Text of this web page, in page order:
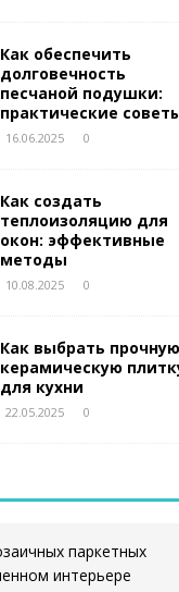
Как обеспечить
долговечность
песчаной подушки:
практические
16.06.2025 0
Как создать
теплоизоляцию для
окон: эффективные
методы
10.08.2025 0
Как выбрать прочную
керамическую
для кухни
22.05.2025 0